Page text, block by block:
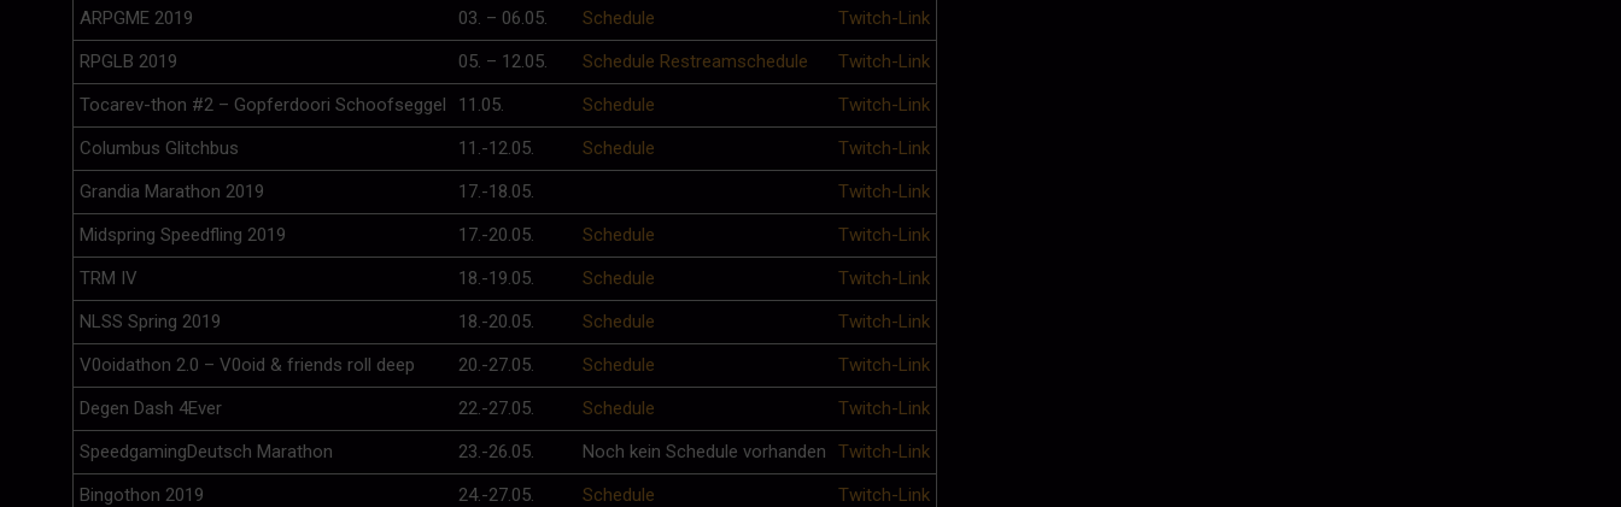
ARPGME 2019
03. – 06.05. Schedule
Twitch-Link
RPGLB 2019
05. – 12.05. Schedule Restreamschedule
Twitch-Link
Tocarev-thon #2 – Gopferdoori Schoofseggel
11.05. Schedule
Twitch-Link
Columbus Glitchbus
11.-12.05. Schedule
Twitch-Link
Grandia Marathon 2019
17.-18.05.
Twitch-Link
Midspring Speedfling 2019
17.-20.05. Schedule
Twitch-Link
TRM IV
18.-19.05. Schedule
Twitch-Link
NLSS Spring 2019
18.-20.05. Schedule
Twitch-Link
V0oidathon 2.0 – V0oid & friends roll deep
20.-27.05. Schedule
Twitch-Link
Degen Dash 4Ever
22.-27.05. Schedule
Twitch-Link
SpeedgamingDeutsch Marathon
23.-26.05. Noch kein Schedule vorhanden
Twitch-Link
Bingothon 2019
24.-27.05. Schedule
Twitch-Link